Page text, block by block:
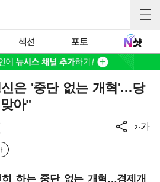
섹션 포토
은 '중단 없는 개혁'…당
아"
가가
하는 중단 없는 개혁…경제개